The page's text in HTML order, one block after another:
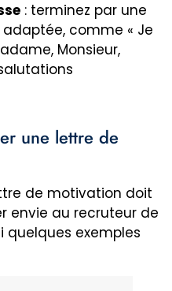
: terminez par une
comme « Je
Monsieur,
une lettre de
de motivation doit
envie au recruteur de
quelques exemples